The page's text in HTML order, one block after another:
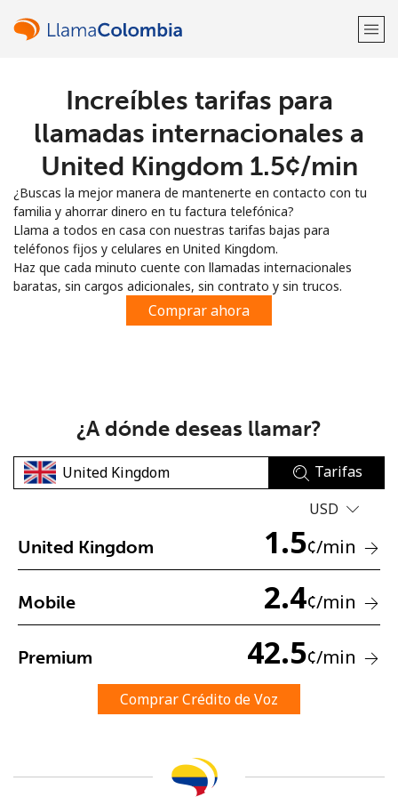
¡Bienvenido!
Regístrate con
o
No se ha creado una contraseña
Mínimo 8 caracteres
Un número
Un caracter especial
Mantente en contacto para recibir nuestras mejores
ofertas.
Increíbles tarifas para
llamadas internacionales a
United Kingdom ⁦1.5¢⁩/min
¿Buscas la mejor manera de mantenerte en contacto con tu
familia y ahorrar dinero en tu factura telefónica?
Llama a todos en casa con nuestras tarifas bajas para
teléfonos fijos y celulares en United Kingdom.
Haz que cada minuto cuente con llamadas internacionales
baratas, sin cargos adicionales, sin contrato y sin trucos.
Comprar ahora
¿A dónde deseas llamar?
Tarifas
USD
United Kingdom 1.5¢/min
Mobile 2.4¢/min
Premium 42.5¢/min
Comprar Crédito de Voz